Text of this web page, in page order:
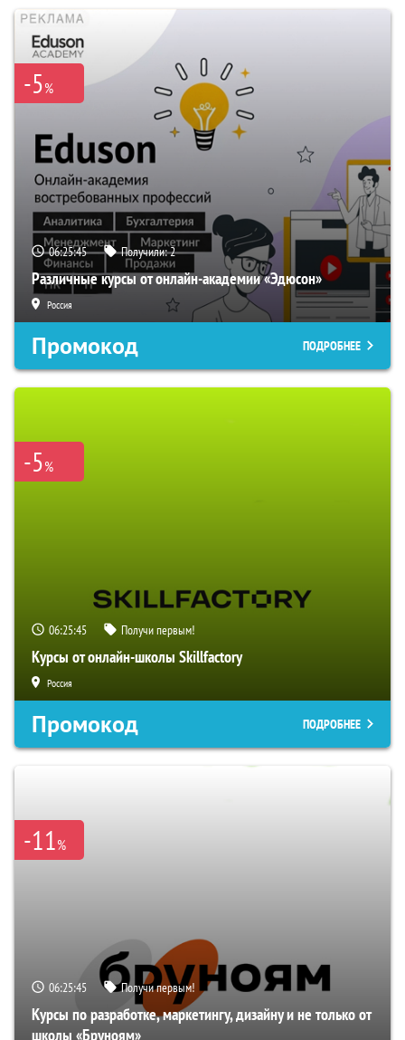
-5%
06:25:44 Получили:2
Различные курсы от онлайн-академии «Эдюсон»
Россия
Промокод ПОДРОБНЕЕ
-5%
06:25:44 Получи первым!
Курсы от онлайн-школы Skillfactory
Россия
Промокод ПОДРОБНЕЕ
-11%
06:25:44 Получи первым!
Курсы по разработке, маркетингу, дизайну и не только от
школы «Бруноям»